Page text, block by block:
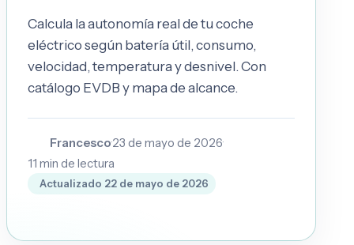
Calcula la autonomía real de tu coche
eléctrico según batería útil, consumo,
velocidad, temperatura y desnivel. Con
catálogo EVDB y mapa de alcance.
Francesco·23 de mayo de 2026·
11 min de lectura
Actualizado 22 de mayo de 2026